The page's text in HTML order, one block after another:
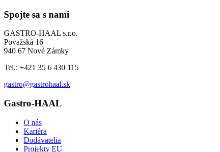
Spojte sa s nami
GASTRO-HAAL s.r.o.
Považská 16
940 67 Nové Zámky
Tel.: +421 35 6 430 115
gastro@gastrohaal.sk
Gastro-HAAL
O nás
Kariéra
Dodávatelia
Projekty EU